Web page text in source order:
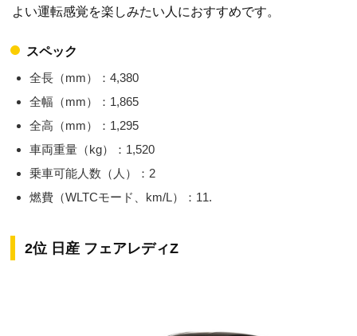
よい運転感覚を楽しみたい人におすすめです。
スペック
全長（mm）：4,380
全幅（mm）：1,865
全高（mm）：1,295
車両重量（kg）：1,520
乗車可能人数（人）：2
燃費（WLTCモード、km/L）：11.
2位 日産 フェアレディZ